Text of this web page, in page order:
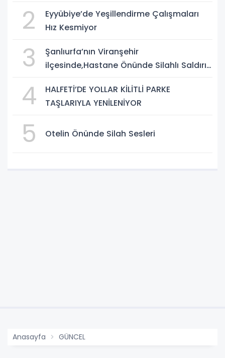
2
Eyyübiye’de Yeşillendirme Çalışmaları
Hız Kesmiyor
3
Şanlıurfa’nın Viranşehir
ilçesinde,Hastane Önünde Silahlı Saldırı:
4
HALFETİ’DE YOLLAR KİLİTLİ PARKE
TAŞLARIYLA YENİLENİYOR
5 Otelin Önünde Silah Sesleri
Anasayfa GÜNCEL